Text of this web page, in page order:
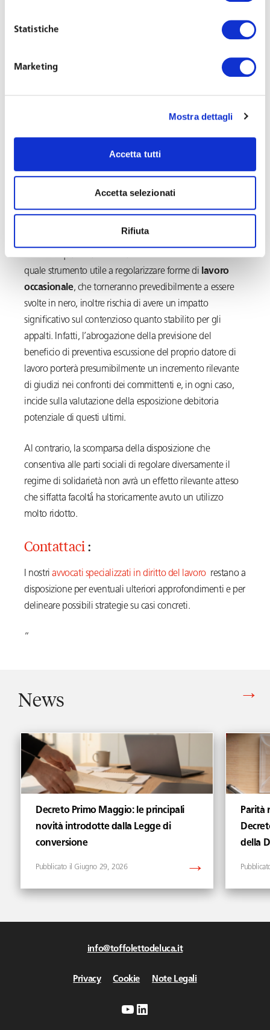
Statistiche
Marketing
Mostra dettagli
Accetta tutti
Accetta selezionati
Rifiuta
aggredito il patrimonio dell’appaltatore (e degli
nuovamente scegliere a sua discrezione e senza
dell’uno o dell’altro.
Ulteriori modifiche normative potrebbero essere previste
in sede di conversione parlamentare del Decreto anche se
oramai la sorte dei due istituti sembra tracciata.
Governo quanto all’eliminazione dellavoro accessorio
quale strumento utile a regolarizzare forme di lavoro
occasionale, che torneranno prevedibilmente a essere
svolte in nero, inoltre rischia di avere un impatto
significativo sul contenzioso quanto stabilito per gli
appalti. Infatti, l’abrogazione della previsione del
beneficio di preventiva escussione del proprio datore di
lavoro porterà presumibilmente un incremento rilevante
di giudizi nei confronti dei committenti e, in ogni caso,
incide sulla valutazione della esposizione debitoria
potenziale di questi ultimi.
Al contrario, la scomparsa della disposizione che
consentiva alle parti sociali di regolare diversamente il
regime di solidarietà non avrà un effetto rilevante atteso
che siffatta facoltà̀ ha storicamente avuto un utilizzo
molto ridotto.
Contattaci :
I nostriavvocati specializzati in diritto del lavororestano a
disposizione per eventuali ulteriori approfondimenti e per
delineare possibili strategie su casi concreti.
“
News Vedi tutti gli articoli di News
Decreto Primo Maggio: le principali
novità introdotte dalla Legge di
conversione
Giugno 29, 2026
Parità
della
info@toffolettodeluca.it
Privacy Cookie Note Legali
YouTube
LinkedIn